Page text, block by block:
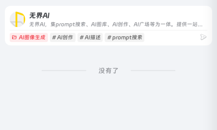
无界AI
无界AI，集prompt搜索、AI图库、AI创作、AI广场等为一体。提供一站式AI搜索-创作-交流-分享服务。
AI图像生成 # AI创作 # AI描述 # prompt搜索
没有了